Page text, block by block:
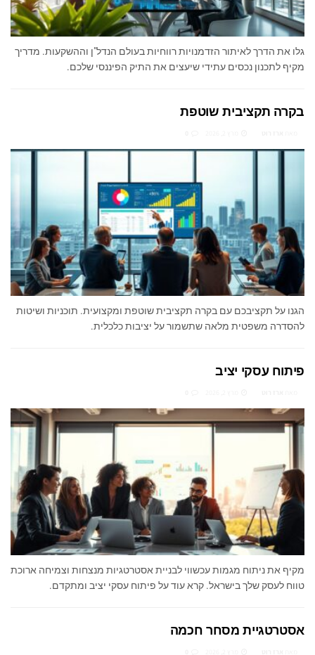
גלו את הדרך לאיתור הזדמנויות רווחיות בעולם הנדל"ן וההשקעות. מדריך
מקיף לתכנון נכסים עתידי שיעצים את התיק הפיננסי שלכם.
בקרה תקציבית שוטפת
הגנו על תקציבכם עם בקרה תקציבית שוטפת ומקצועית. תוכניות ושיטות
להסדרה משפטית מלאה שתשמור על יציבות כלכלית.
פיתוח עסקי יציב
מקיף את ניתוח מגמות עכשווי לבניית אסטרטגיות מנצחות וצמיחה ארוכת
טווח לעסק שלך בישראל. קרא עוד על פיתוח עסקי יציב ומתקדם.
אסטרטגיית מסחר חכמה